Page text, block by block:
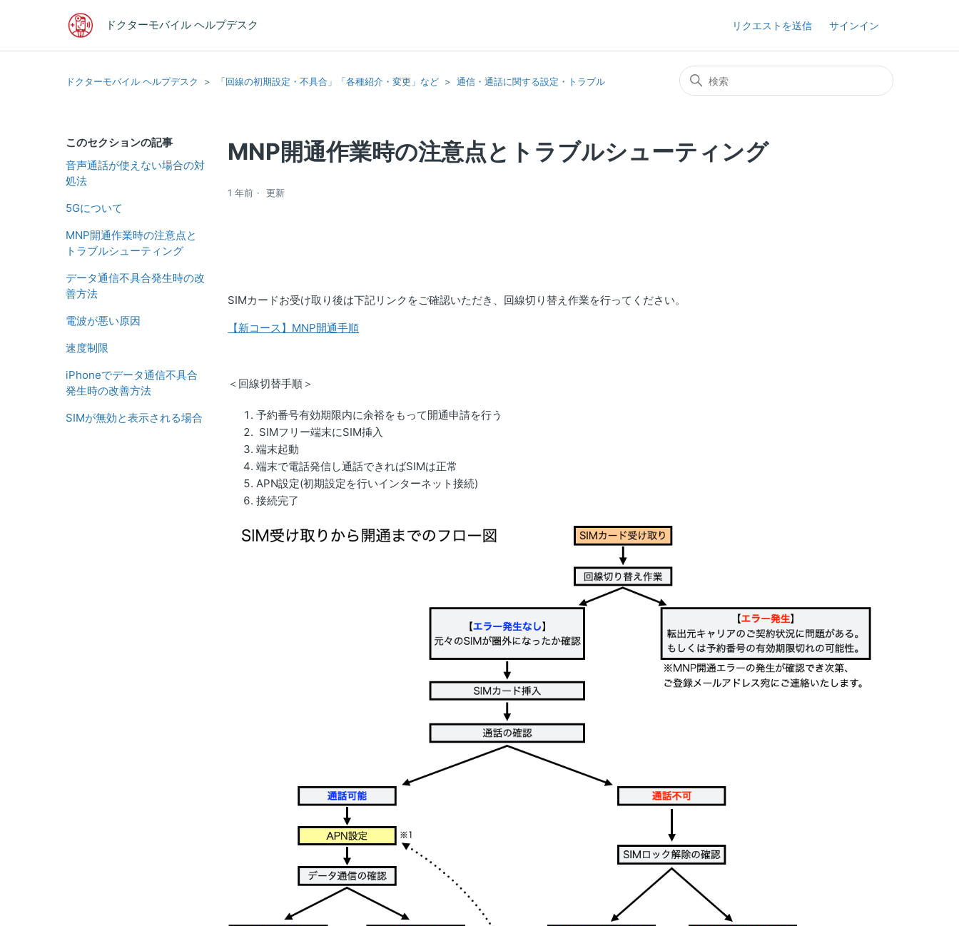
ドクターモバイル ヘルプデスク リクエストを送信 サインイン
ドクターモバイル ヘルプデスク 「回線の初期設定・不具合」「各種紹介・変更」など 通信・通話に関する設定・トラブル
このセクションの記事
音声通話が使えない場合の対
処法
5Gについて
MNP開通作業時の注意点と
トラブルシューティング
データ通信不具合発生時の改
善方法
電波が悪い原因
速度制限
iPhoneでデータ通信不具合
発生時の改善方法
SIMが無効と表示される場合
MNP開通作業時の注意点とトラブルシューティング
1 年前 更新
SIMカードお受け取り後は下記リンクをご確認いただき、回線切り替え作業を行ってください。
【新コース】MNP開通手順
＜回線切替手順＞
予約番号有効期限内に余裕をもって開通申請を行う
SIMフリー端末にSIM挿入
端末起動
端末で電話発信し通話できればSIMは正常
APN設定(初期設定を行いインターネット接続)
接続完了